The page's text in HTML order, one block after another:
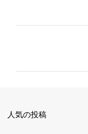
人気の投稿